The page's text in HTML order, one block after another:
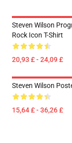
Steven Wilson
Rock Icon T-Shirt
20,93 £ - 24,09 £
Steven Wilson
15,64 £ - 36,26 £